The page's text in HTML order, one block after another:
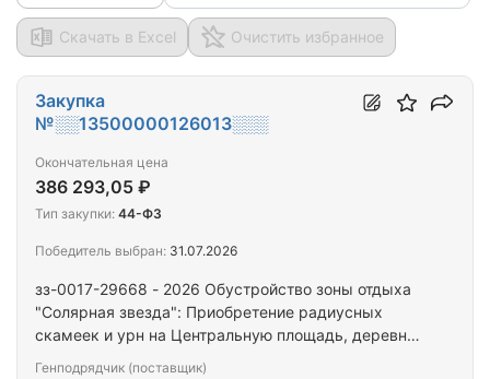
Скачать в Excel Очистить избранное
зз-0017-29668 - 2026 Обустройство зоны отдыха
"Солярная звезда": Приобретение радиусных
скамеек и урн на Центральную площадь, деревня
Генподрядчик (поставщик)
Закупка
№░░13500000126013░░░
Окончательная цена
386 293,05 ₽
Тип закупки: 44-ФЗ
Победитель выбран: 31.07.2026